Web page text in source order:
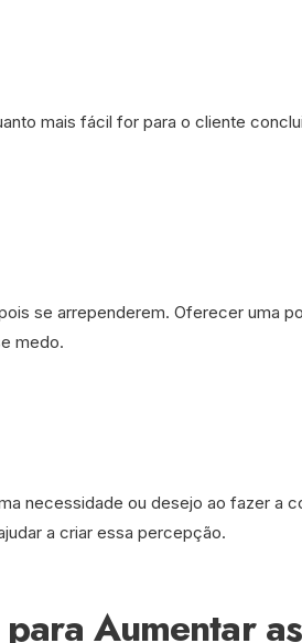
mais fácil for para o cliente
se arrependerem. Oferecer uma
medo.
necessidade ou desejo ao fazer a
a criar essa percepção.
Aumentar as